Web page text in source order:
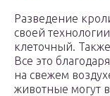
Разведение
своей
клеточный.
Все это
на свежем
животные могут